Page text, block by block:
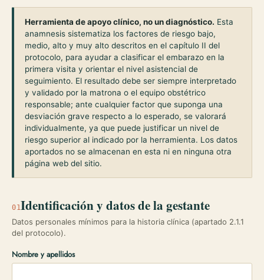
Herramienta de apoyo clínico, no un diagnóstico. Esta
anamnesis sistematiza los factores de riesgo bajo,
medio, alto y muy alto descritos en el capítulo II del
protocolo, para ayudar a clasificar el embarazo en la
primera visita y orientar el nivel asistencial de
seguimiento. El resultado debe ser siempre interpretado
y validado por la matrona o el equipo obstétrico
responsable; ante cualquier factor que suponga una
desviación grave respecto a lo esperado, se valorará
individualmente, ya que puede justificar un nivel de
riesgo superior al indicado por la herramienta. Los datos
aportados no se almacenan en esta ni en ninguna otra
página web del sitio.
01Identificación y datos de la gestante
Datos personales mínimos para la historia clínica (apartado 2.1.1
del protocolo).
Nombre y apellidos